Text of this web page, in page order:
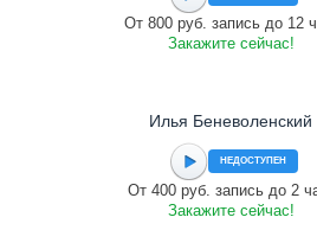
От 800 руб. запись до 12
Закажите сейчас!
Илья Беневоленский
НЕДОСТУПЕН
От 400 руб. запись до 2
Закажите сейчас!